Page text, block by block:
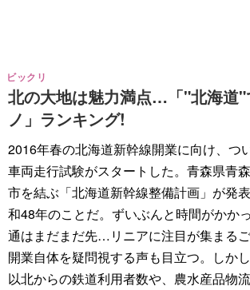
北の大地は魅力満点…「"北海道"
ノ」ランキング!
ビックリ
2016年春の北海道新幹線開業に向け、つ
車両走行試験がスタートした。青森県青
市を結ぶ「北海道新幹線整備計画」が発
和48年のことだ。ずいぶんと時間がかか
通はまだまだ先…リニアに注目が集まる
開業自体を疑問視する声も目立つ。しか
以北からの鉄道利用者数や、農水産品物